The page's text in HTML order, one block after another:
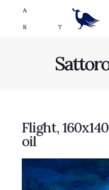
Flight,
oil